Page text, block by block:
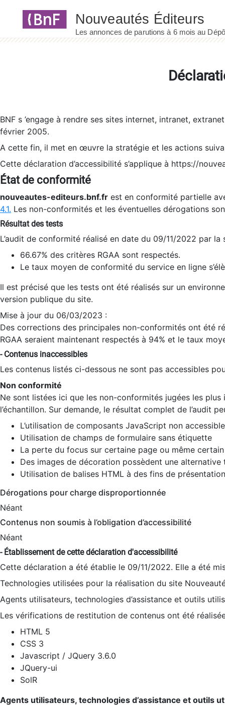
BNF s ’engage à rendre ses sites internet, intranet,
février 2005.
A cette fin, il met en œuvre la stratégie et les actions
Cette déclaration d’accessibilité s’applique à https://
État de conformité
nouveautes-editeurs.bnf.fr est en conformité partielle
4.1. Les non-conformités et les éventuelles dérogations
Résultat des tests
L’audit de conformité réalisé en date du 09/11/2022 par
66.67% des critères RGAA sont respectés.
Le taux moyen de conformité du service en ligne
Il est précisé que les tests ont été réalisés sur un
version publique du site.
Mise à jour du 06/03/2023 :
Des corrections des principales non-conformités ont été
RGAA seraient maintenant respectés à 94% et le taux
- Contenus inaccessibles
Les contenus listés ci-dessous ne sont pas accessibles
Non conformité
Ne sont listées ici que les non-conformités jugées les
l’échantillon. Sur demande, le résultat complet de l’audit
L’utilisation de composants JavaScript non
Utilisation de champs de formulaire sans étiquette
La perte du focus sur certaine page ou même
Des images de décoration possèdent une alternative
Utilisation de balises HTML à des fins de
Dérogations pour charge disproportionnée
Néant
Contenus non soumis à l’obligation d’accessibilité
Néant
- Établissement de cette déclaration d'accessibilité
Cette déclaration a été établie le 09/11/2022. Elle a été
Technologies utilisées pour la réalisation du site
Agents utilisateurs, technologies d’assistance et outils
Les vérifications de restitution de contenus ont été
HTML 5
CSS 3
Javascript / JQuery 3.6.0
JQuery-ui
SolR
Agents utilisateurs, technologies d’assistance et outils